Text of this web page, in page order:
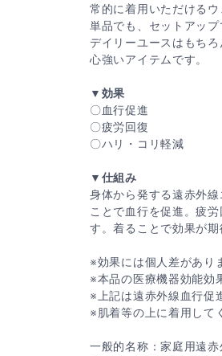
常的に着用いただけるウ
単品でも、セットアッ
デイリーユースはもち
心強いアイテムです。
▼効果
〇血行促進
〇疲労回復
〇ハリ・コリ軽減
▼仕組み
身体から発する遠赤外
ことで血行を促進。疲
す。着ることで効果が
※効果には個人差があり
※本品の医療機器効能効
※上記は遠赤外線血行促
※肌着等の上に着用して
一般的名称：家庭用遠